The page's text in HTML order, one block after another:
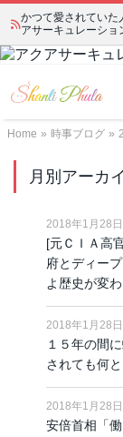
かつて愛されていた
アサーキュレーシ
宗教学講座 中級コ
ちの出自／在日が入
Home » 時事ブログ »
月別アーカ
2018年1月28
[元ＣＩＡ高
府とディー
よ歴史が変
2018年1月28
１５年の間
されても何
2018年1月28
安倍首相「